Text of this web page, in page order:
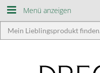
Menü anzeigen